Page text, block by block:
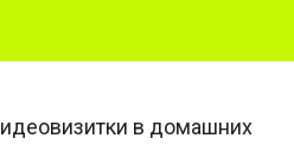
в домашних